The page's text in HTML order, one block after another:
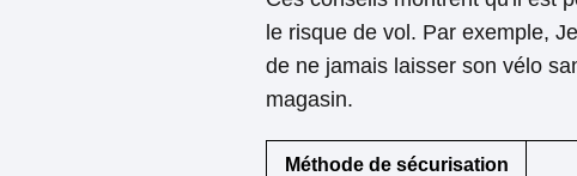
le risque de vol. Par exemple,
de ne jamais laisser son vélo
magasin.
Méthode de sécurisation